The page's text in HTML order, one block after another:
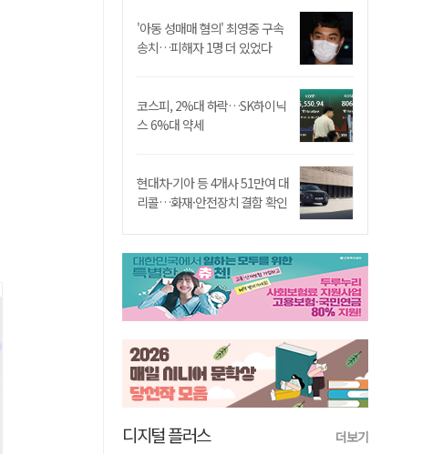
'아동 성매매 혐의' 최영중 구속
송치…피해자 1명 더 있었다
코스피, 2%대 하락…SK하이닉
스 6%대 약세
현대차·기아 등 4개사 51만여 대
리콜…화재·안전장치 결함 확인
디지털 플러스 더보기